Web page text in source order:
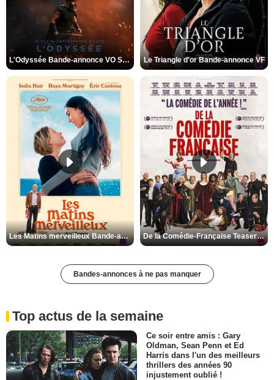
L'Odyssée Bande-annonce VO STFR Le Triangle d'or Bande-annonce VF
Les Matins merveilleux Bande-annonce VF De la Comédie-Française Teaser VF
Bandes-annonces à ne pas manquer
Top actus de la semaine
Ce soir entre amis : Gary
Oldman, Sean Penn et Ed
Harris dans l'un des meilleurs
thrillers des années 90
injustement oublié !